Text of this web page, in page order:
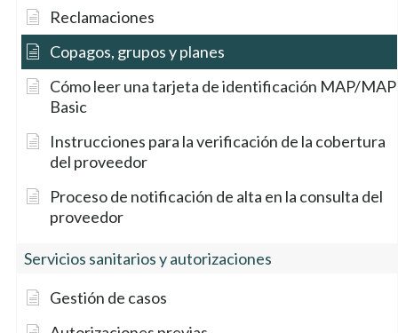
Reclamaciones
Copagos, grupos y planes
Cómo leer una tarjeta de identificación MAP/MAP
Basic
Instrucciones para la verificación de la cobertura
del proveedor
Proceso de notificación de alta en la consulta del
proveedor
Servicios sanitarios y autorizaciones
Gestión de casos
MAP 100 53210000
MAP Basic 000 53230000 $0
MAP Basic 100 53230000 $10
MAP Basic 150 53230000 $15
MAP Basic 175 53230000
MAP Basic 200 53230000
53220000